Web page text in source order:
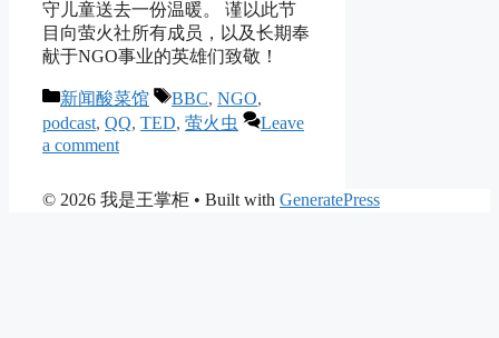
守儿童送去一份温暖。 谨以此节
目向萤火社所有成员，以及长期奉
献于NGO事业的英雄们致敬！
Categories
新闻酸菜馆 Tags
BBC, NGO,
podcast, QQ, TED, 萤火虫
Leave
a comment
© 2026 我是王掌柜 • Built with GeneratePress